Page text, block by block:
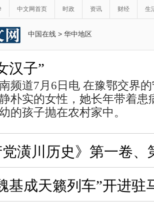
中文网首页 时政 资讯 财经 生
中国在线 > 华中地区
汉子”
频道7月6日电 在豫鄂交界
朴实的女性，她长年带着患
的孩子抛在农村家中。
党潢川历史》第一卷
基成天籁列车”开进驻